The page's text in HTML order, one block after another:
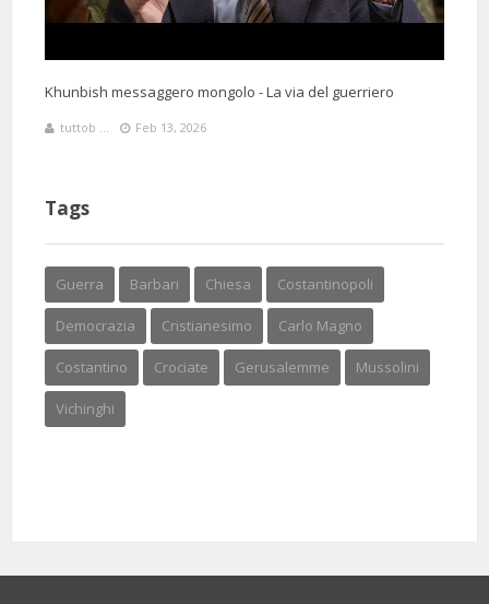
Khunbish messaggero mongolo - La via del guerriero
tuttob ... Feb 13, 2026
Tags
Guerra Barbari Chiesa Costantinopoli
Democrazia Cristianesimo Carlo Magno
Costantino Crociate Gerusalemme Mussolini
Vichinghi